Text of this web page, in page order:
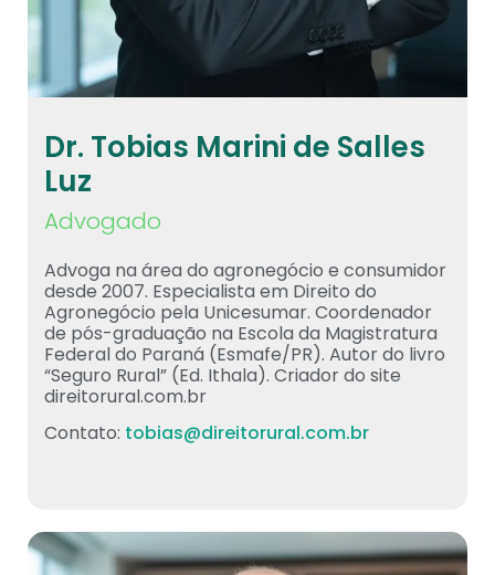
Dr. Tobias Marini de Salles
Luz
Advogado
Advoga na área do agronegócio e consumidor
desde 2007. Especialista em Direito do
Agronegócio pela Unicesumar. Coordenador
de pós-graduação na Escola da Magistratura
Federal do Paraná (Esmafe/PR). Autor do livro
“Seguro Rural” (Ed. Ithala). Criador do site
direitorural.com.br
Contato: tobias@direitorural.com.br